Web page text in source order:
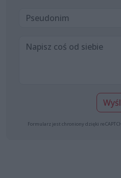
Formularz jest chroniony dzięki